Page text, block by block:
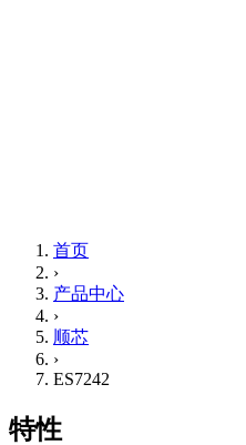
首页
›
产品中心
›
顺芯
›
ES7242
特性